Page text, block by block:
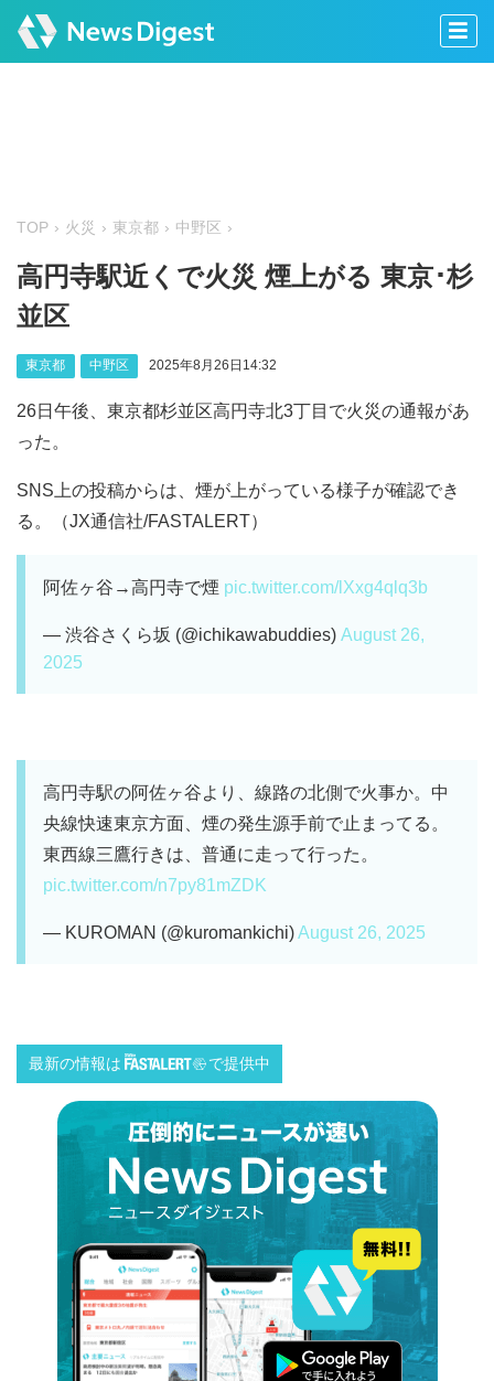
TOP 火災 東京都 中野区
高円寺駅近くで火災 煙上がる 東京･杉
並区
東京都 中野区 2025年8月26日14:32
26日午後、東京都杉並区高円寺北3丁目で火災の通報があ
った。
SNS上の投稿からは、煙が上がっている様子が確認でき
る。（JX通信社/FASTALERT）
阿佐ヶ谷→高円寺で煙 pic.twitter.com/lXxg4qlq3b
— 渋谷さくら坂 (@ichikawabuddies) August 26,
2025
高円寺駅の阿佐ヶ谷より、線路の北側で火事か。中
央線快速東京方面、煙の発生源手前で止まってる。
東西線三鷹行きは、普通に走って行った。
pic.twitter.com/n7py81mZDK
— KUROMAN (@kuromankichi)August 26, 2025
最新の情報は で提供中